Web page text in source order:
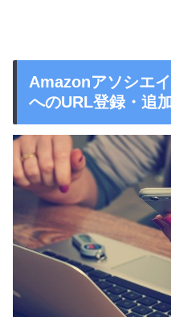
Amazonアソシエ
へのURL登録・追